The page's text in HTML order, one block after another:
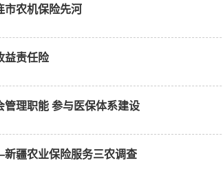
市农机保险先河
益责任险
理职能 参与医保体系建设
疆农业保险服务三农调查